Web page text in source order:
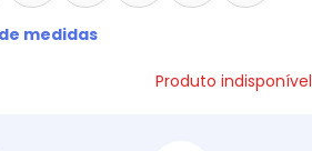
medidas
Produto indisponível